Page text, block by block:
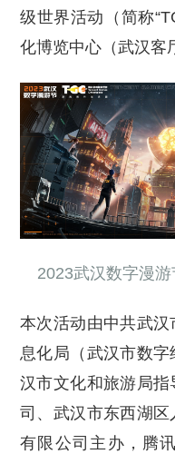
级世界活动（简称
化博览中心（武汉客
2023武汉数字漫
本次活动由中共武
息化局（武汉市数
汉市文化和旅游局
司、武汉市东西湖
有限公司主办，腾